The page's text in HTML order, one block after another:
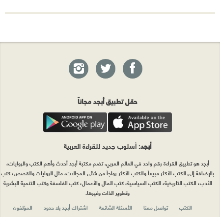
حمّل تطبيق أبجد مجاناً
أبجد: أسلوب جديد للقراءة العربية
أبجد هو تطبيق القراءة رقم واحد في العالم العربي. تضم مكتبة أبجد أحدث وأهم الكتب والروايات،
بالإضافة إلى الكتب الأكثر مبيعاً والكتب الأكثر رواجاً من شتّى المجالات، مثل الروايات والقصص، كتب
الأدب، الكتب التاريخية، الكتب السياسية، كتب المال والأعمال، كتب الفلسفة وكتب التنمية البشرية
وتطوير الذات وغيرها.
الكتب
تواصل معنا الأسئلة الشائعة اشتراك أبجد بلا حدود المؤلفون